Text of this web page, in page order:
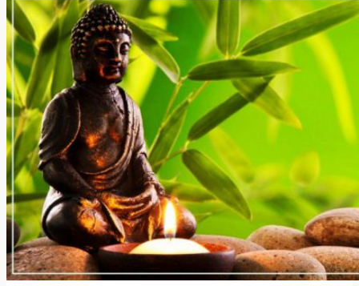
для
проживающих
в
городской
квартире.
Часть
1